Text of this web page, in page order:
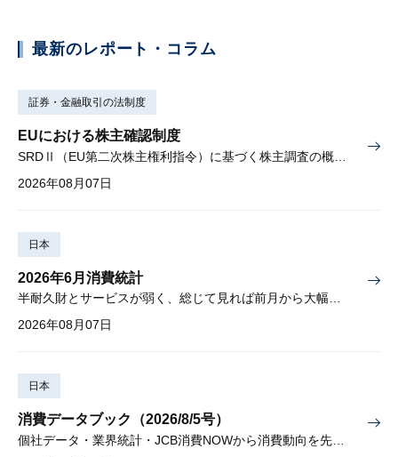
最新のレポート・コラム
証券・金融取引の法制度
EUにおける株主確認制度
2026年08月07日
日本
2026年6月消費統計
半耐久財とサービスが弱く、総じて見れば前月から大幅に減少
2026年08月07日
日本
消費データブック（2026/8/5号）